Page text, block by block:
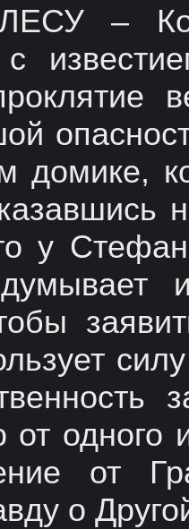
–
с
домике,
у
одного
от
о